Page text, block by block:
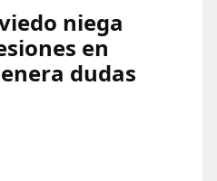
niega
en
dudas